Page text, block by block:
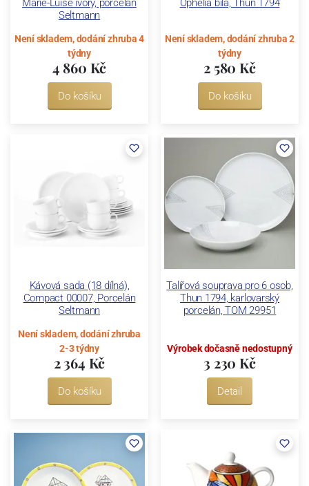
Marie-Luise ivory, porcelán
Seltmann
Není skladem, dodání zhruba 4
týdny
4 860 Kč
Do košíku
Ophelia bílá, Thun 1794
Není skladem, dodání zhruba 2
týdny
2 580 Kč
Do košíku
Kávová sada (18 dílná),
Compact 00007, Porcelán
Seltmann
Není skladem, dodání zhruba
2-3 týdny
2 364 Kč
Do košíku
Talířová souprava pro 6 osob,
Thun 1794, karlovarský
porcelán, TOM 29951
Výrobek dočasně nedostupný
3 230 Kč
Detail